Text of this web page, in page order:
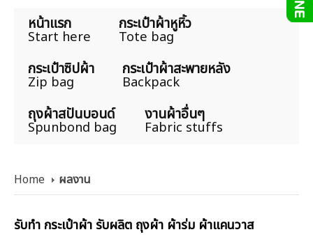
หน้าแรก
Start here
กระเป๋าผ้าหูหิ้ว
Tote bag
กระเป๋าซิปผ้า
Zip bag
กระเป๋าผ้าสะพายหลัง
Backpack
ถุงผ้าสปันบอนด์
Spunbond bag
งานผ้าอื่นๆ
Fabric stuffs
Home ผลงาน
รับทำ กระเป๋าผ้า รับผลิต ถุงผ้า ผ้าร่ม ผ้าแคนวาส